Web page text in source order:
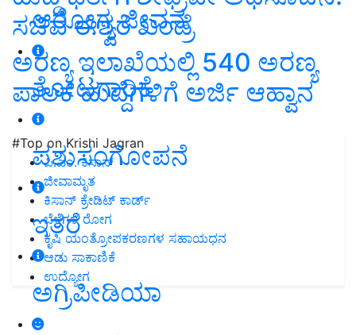
ಆರೋಗ್ಯ ಜೀವನ
ತೋಟಗಾರಿಕೆ
ಪಶುಸಂಗೋಪನೆ
ಇತರೆ
ಅಗ್ರಿಪೀಡಿಯಾ
ಸಚಿವ ಈಶ್ವರ ಖಂಡ್ರೆ
ಅರಣ್ಯ ಇಲಾಖೆಯಲ್ಲಿ 540 ಅರಣ್ಯ
ಪಾಲಕ ಹುದ್ದೆಗಳಿಗೆ ಅರ್ಜಿ ಆಹ್ವಾನ
#Top on Krishi Jagran
ಪಿ.ಎಂ. ಕಿಸಾನ್
ಜೀವಾಮೃತ
ಕಿಸಾನ್ ಕ್ರೇಡಿಟ್ ಕಾರ್ಡ್
ಬೆಳೆಗಳ ರೋಗ
ಕೃಷಿ ಯಂತ್ರೋಪಕರಣಗಳ ಸಹಾಯಧನ
ಆಡು ಸಾಕಾಣಿಕೆ
ಉದ್ಯೋಗ